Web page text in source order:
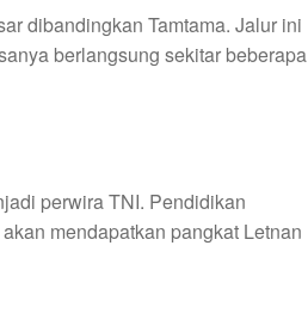
dibandingkan Tamtama. Jalur ini
berlangsung sekitar beberapa
perwira TNI. Pendidikan
mendapatkan pangkat Letnan